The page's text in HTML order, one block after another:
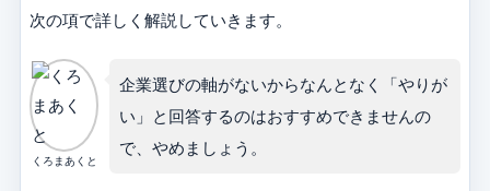
次の項で詳しく解説していきます。
くろまあくと
企業選びの軸がないからなんとなく「やりが
い」と回答するのはおすすめできませんの
で、やめましょう。